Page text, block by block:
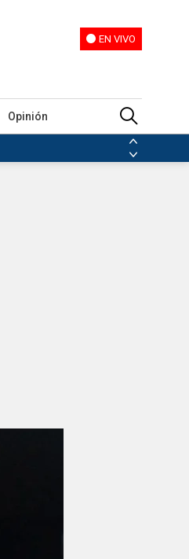
EN VIVO
Opinión